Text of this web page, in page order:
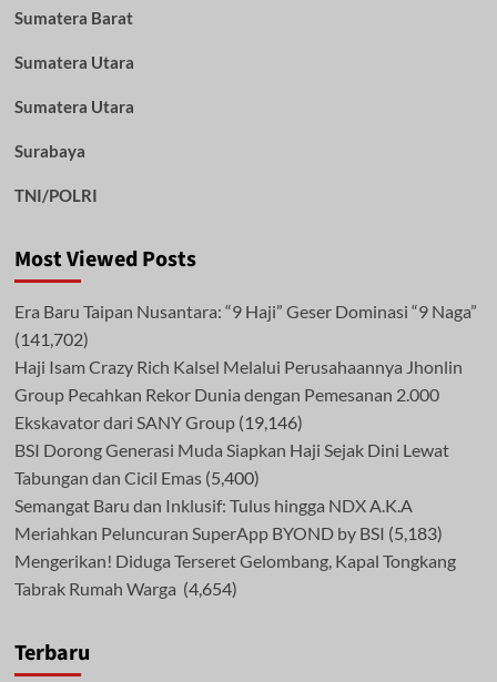
Sumatera Barat
Sumatera Utara
Sumatera Utara
Surabaya
TNI/POLRI
Most Viewed Posts
Era Baru Taipan Nusantara: “9 Haji” Geser Dominasi “9 Naga”
(141,702)
Haji Isam Crazy Rich Kalsel Melalui Perusahaannya Jhonlin
Group Pecahkan Rekor Dunia dengan Pemesanan 2.000
Ekskavator dari SANY Group (19,146)
BSI Dorong Generasi Muda Siapkan Haji Sejak Dini Lewat
Tabungan dan Cicil Emas (5,400)
Semangat Baru dan Inklusif: Tulus hingga NDX A.K.A
Meriahkan Peluncuran SuperApp BYOND by BSI (5,183)
Mengerikan! Diduga Terseret Gelombang, Kapal Tongkang
Tabrak Rumah Warga (4,654)
Terbaru